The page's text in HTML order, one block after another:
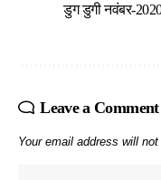
डुग डुगी नवंबर-
Leave a Comment
Your email address will not